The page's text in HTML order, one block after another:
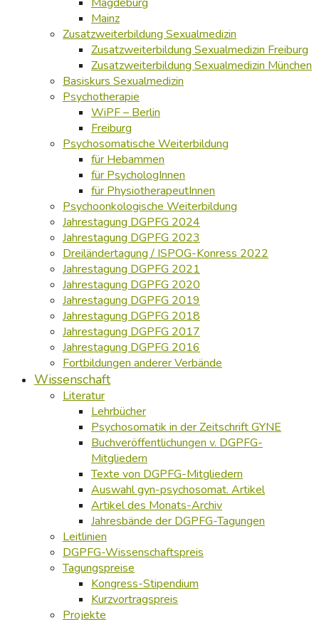
Mainz
Zusatzweiterbildung Sexualmedizin
Zusatzweiterbildung Sexualmedizin Freiburg
Zusatzweiterbildung Sexualmedizin München
Basiskurs Sexualmedizin
Psychotherapie
WiPF – Berlin
Freiburg
Psychosomatische Weiterbildung
für Hebammen
für PsychologInnen
für PhysiotherapeutInnen
Psychoonkologische Weiterbildung
Jahrestagung DGPFG 2024
Jahrestagung DGPFG 2023
Dreiländertagung / ISPOG-Konress 2022
Jahrestagung DGPFG 2021
Jahrestagung DGPFG 2020
Jahrestagung DGPFG 2019
Jahrestagung DGPFG 2018
Jahrestagung DGPFG 2017
Jahrestagung DGPFG 2016
Fortbildungen anderer Verbände
Wissenschaft
Literatur
Lehrbücher
Psychosomatik in der Zeitschrift GYNE
Buchveröffentlichungen v. DGPFG-
Mitgliedern
Texte von DGPFG-Mitgliedern
Auswahl gyn-psychosomat. Artikel
Artikel des Monats-Archiv
Jahresbände der DGPFG-Tagungen
Leitlinien
DGPFG-Wissenschaftspreis
Tagungspreise
Kongress-Stipendium
Kurzvortragspreis
Projekte